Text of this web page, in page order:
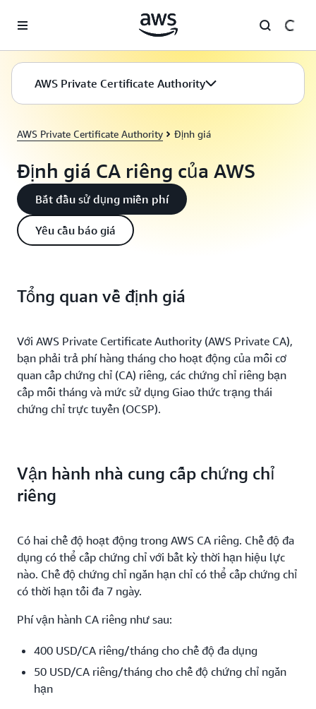
AWS Private Certificate Authority
AWS Private Certificate Authority Định giá
Định giá CA riêng của AWS
Bắt đầu sử dụng miễn phí
Yêu cầu báo giá
Tổng quan về định giá
Với AWS Private Certificate Authority (AWS Private CA),
bạn phải trả phí hàng tháng cho hoạt động của mỗi cơ
quan cấp chứng chỉ (CA) riêng, các chứng chỉ riêng bạn
cấp mỗi tháng và mức sử dụng Giao thức trạng thái
chứng chỉ trực tuyến (OCSP).
Vận hành nhà cung cấp chứng chỉ
riêng
Có hai chế độ hoạt động trong AWS CA riêng. Chế độ đa
dụng có thể cấp chứng chỉ với bất kỳ thời hạn hiệu lực
nào. Chế độ chứng chỉ ngắn hạn chỉ có thể cấp chứng chỉ
có thời hạn tối đa 7 ngày.
Phí vận hành CA riêng như sau:
400 USD/CA riêng/tháng cho chế độ đa dụng
50 USD/CA riêng/tháng cho chế độ chứng chỉ ngắn
hạn